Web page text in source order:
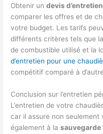
Obtenir undevis
comparer les offres et de
votre budget. Les tarifs
différents critères tels que
de combustible utilisé et la
d’entretien pour une
compétitif comparé à
Conclusion sur l’entretien
L’entretien de votre
car il assure non
également à lasauvegarde